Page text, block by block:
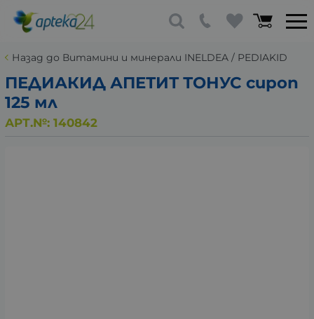
Назад до Витамини и минерали INELDEA / PEDIAKID
ПЕДИАКИД АПЕТИТ ТОНУС сироп
125 мл
АРТ.№: 140842